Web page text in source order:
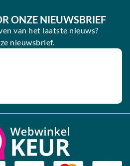
ONZE NIEUWSBRIEF
van het laatste nieuws?
nieuwsbrief.